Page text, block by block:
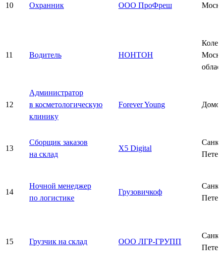
10 Охранник ООО ПроФреш
11 Водитель НОНТОН
12
Администратор
в косметологическую
клинику
Forever Young
13
Сборщик заказов
на склад
X5 Digital
14
Ночной менеджер
по логистике
Грузовичкоф
15 Грузчик на склад ООО ЛГР-ГРУПП